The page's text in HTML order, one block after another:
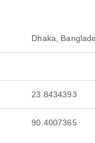
Dhaka,
23.8434393
90.4007365